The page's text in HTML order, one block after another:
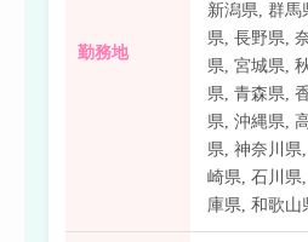
勤務地
新潟県,群馬
県,長野県,
県,宮城県,
県,青森県,
県,沖縄県,
県,神奈川県,
崎県,石川県
庫県,和歌山